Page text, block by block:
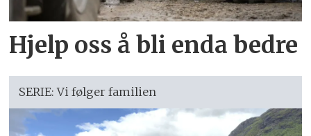
Hjelp oss å bli enda bedre
SERIE: Vi følger familien